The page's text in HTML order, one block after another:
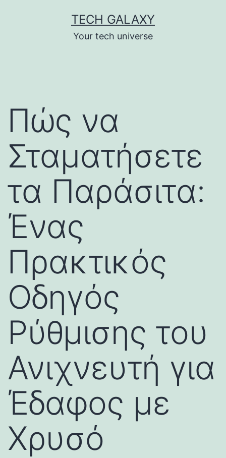
TECH GALAXY
Your tech universe
Πώς να
Σταματήσετε
τα Παράσιτα:
Ένας
Πρακτικός
Οδηγός
Ρύθμισης του
Ανιχνευτή για
Έδαφος με
Χρυσό